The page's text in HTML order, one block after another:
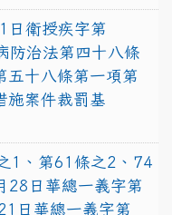
日衛授疾字第
防治法第四十八條
五十八條第一項第
施案件裁罰基
1、第61條之2、74
28日華總一義字第
日華總一義字第